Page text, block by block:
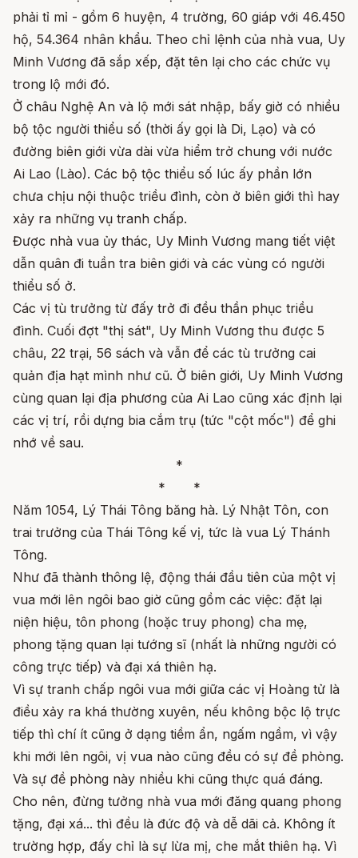
phải tỉ mỉ - gồm 6 huyện, 4 trường, 60 giáp với 46.450
hộ, 54.364 nhân khẩu. Theo chỉ lệnh của nhà vua, Uy
Minh Vương đã sắp xếp, đặt tên lại cho các chức vụ
trong lộ mới đó.
Ở châu Nghệ An và lộ mới sát nhập, bấy giờ có nhiều
bộ tộc người thiểu số (thời ấy gọi là Di, Lạo) và có
đường biên giới vừa dài vừa hiểm trở chung với nước
Ai Lao (Lào). Các bộ tộc thiểu số lúc ấy phần lớn
chưa chịu nội thuộc triều đình, còn ở biên giới thì hay
xảy ra những vụ tranh chấp.
Được nhà vua ủy thác, Uy Minh Vương mang tiết việt
dẫn quân đi tuần tra biên giới và các vùng có người
thiểu số ở.
Các vị tù trưởng từ đấy trở đi đều thần phục triều
đình. Cuối đợt "thị sát", Uy Minh Vương thu được 5
châu, 22 trại, 56 sách và vẫn để các tù trưởng cai
quản địa hạt mình như cũ. Ở biên giới, Uy Minh Vương
cùng quan lại địa phương của Ai Lao cũng xác định lại
các vị trí, rồi dựng bia cắm trụ (tức "cột mốc") để ghi
nhớ về sau.
*
* *
Năm 1054, Lý Thái Tông băng hà. Lý Nhật Tôn, con
trai trưởng của Thái Tông kế vị, tức là vua Lý Thánh
Tông.
Như đã thành thông lệ, động thái đầu tiên của một vị
vua mới lên ngôi bao giờ cũng gồm các việc: đặt lại
niện hiệu, tôn phong (hoặc truy phong) cha mẹ,
phong tặng quan lại tướng sĩ (nhất là những người có
công trực tiếp) và đại xá thiên hạ.
Vì sự tranh chấp ngôi vua mới giữa các vị Hoàng tử là
điều xảy ra khá thường xuyên, nếu không bộc lộ trực
tiếp thì chí ít cũng ở dạng tiềm ẩn, ngấm ngầm, vì vậy
khi mới lên ngôi, vị vua nào cũng đều có sự đề phòng.
Và sự đề phòng này nhiều khi cũng thực quá đáng.
Cho nên, đừng tưởng nhà vua mới đăng quang phong
tặng, đại xá... thì đều là đức độ và dễ dãi cả. Không ít
trường hợp, đấy chỉ là sự lừa mị, che mắt thiên hạ. Vì